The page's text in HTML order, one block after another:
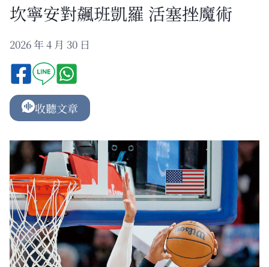
坎寧安對飆班凱羅 活塞挫魔術
2026 年 4 月 30 日
收聽文章